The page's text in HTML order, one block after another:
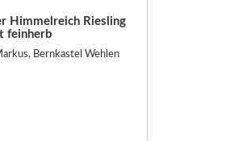
Himmelreich Riesling
feinherb
Bernkastel Wehlen